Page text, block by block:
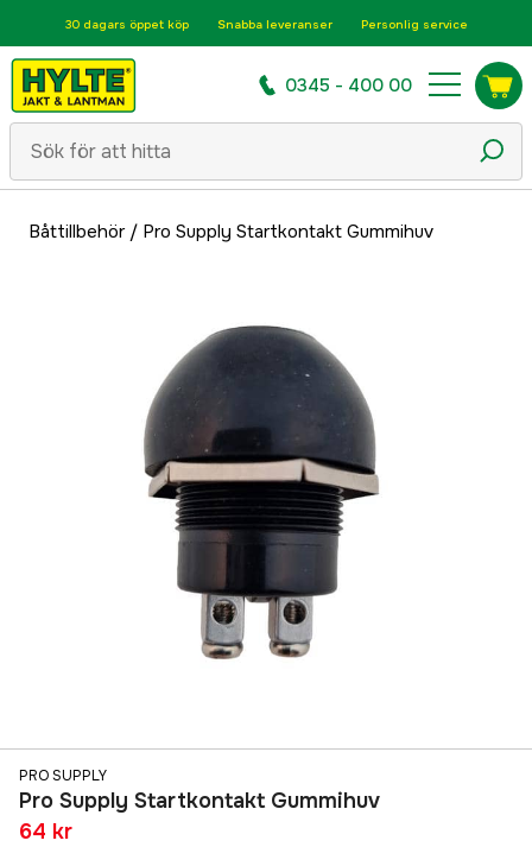
30 dagars öppet köp Snabba leveranser Personlig service
0345 - 400 00
Båttillbehör/ Pro Supply Startkontakt Gummihuv
PRO SUPPLY
Pro Supply Startkontakt Gummihuv
64 kr